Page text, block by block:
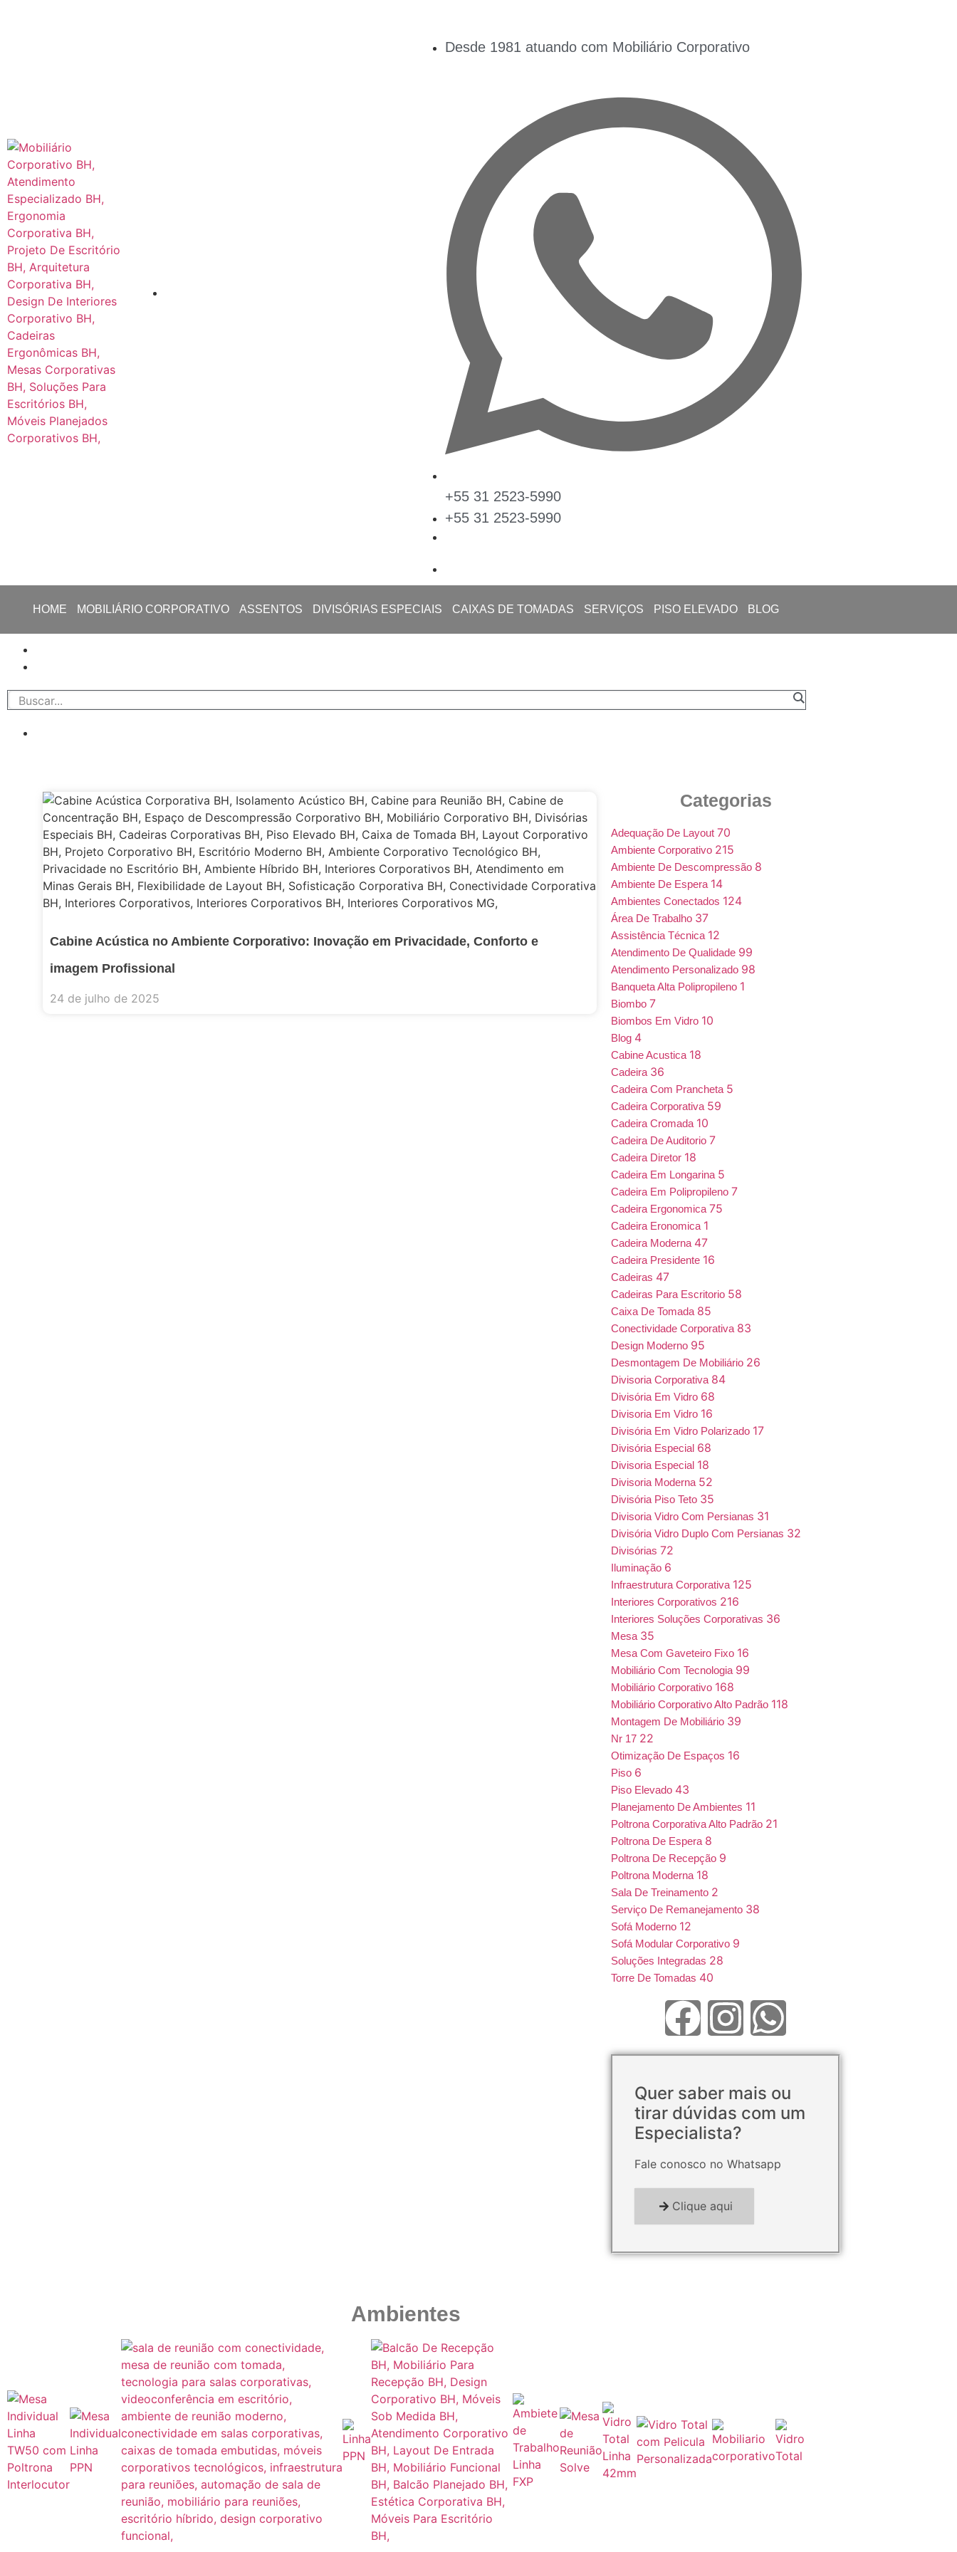
Desde 1981 atuando com Mobiliário Corporativo
+55 31 2523-5990
+55 31 2523-5990
HOME MOBILIÁRIO CORPORATIVO ASSENTOS DIVISÓRIAS ESPECIAIS CAIXAS DE TOMADAS SERVIÇOS PISO ELEVADO BLOG
Cabine Acústica no Ambiente Corporativo: Inovação em Privacidade, Conforto e
imagem Profissional
24 de julho de 2025
Categorias
Adequação De Layout 70
Ambiente Corporativo 215
Ambiente De Descompressão 8
Ambiente De Espera 14
Ambientes Conectados 124
Área De Trabalho 37
Assistência Técnica 12
Atendimento De Qualidade 99
Atendimento Personalizado 98
Banqueta Alta Polipropileno 1
Biombo 7
Biombos Em Vidro 10
Blog 4
Cabine Acustica 18
Cadeira 36
Cadeira Com Prancheta 5
Cadeira Corporativa 59
Cadeira Cromada 10
Cadeira De Auditorio 7
Cadeira Diretor 18
Cadeira Em Longarina 5
Cadeira Em Polipropileno 7
Cadeira Ergonomica 75
Cadeira Eronomica 1
Cadeira Moderna 47
Cadeira Presidente 16
Cadeiras 47
Cadeiras Para Escritorio 58
Caixa De Tomada 85
Conectividade Corporativa 83
Design Moderno 95
Desmontagem De Mobiliário 26
Divisoria Corporativa 84
Divisória Em Vidro 68
Divisoria Em Vidro 16
Divisória Em Vidro Polarizado 17
Divisória Especial 68
Divisoria Especial 18
Divisoria Moderna 52
Divisória Piso Teto 35
Divisoria Vidro Com Persianas 31
Divisória Vidro Duplo Com Persianas 32
Divisórias 72
Iluminação 6
Infraestrutura Corporativa 125
Interiores Corporativos 216
Interiores Soluções Corporativas 36
Mesa 35
Mesa Com Gaveteiro Fixo 16
Mobiliário Com Tecnologia 99
Mobiliário Corporativo 168
Mobiliário Corporativo Alto Padrão 118
Montagem De Mobiliário 39
Nr 17 22
Otimização De Espaços 16
Piso 6
Piso Elevado 43
Planejamento De Ambientes 11
Poltrona Corporativa Alto Padrão 21
Poltrona De Espera 8
Poltrona De Recepção 9
Poltrona Moderna 18
Sala De Treinamento 2
Serviço De Remanejamento 38
Sofá Moderno 12
Sofá Modular Corporativo 9
Soluções Integradas 28
Torre De Tomadas 40
Quer saber mais ou
tirar dúvidas com um
Especialista?
Fale conosco no Whatsapp
Clique aqui
Ambientes